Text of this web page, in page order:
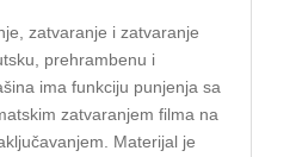
zatvaranje i zatvaranje
prehrambenu i
ima funkciju punjenja sa
zatvaranjem filma na
Materijal je